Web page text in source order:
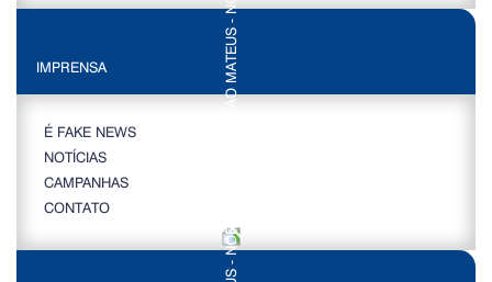
IMPRENSA
É FAKE NEWS
NOTÍCIAS
CAMPANHAS
CONTATO